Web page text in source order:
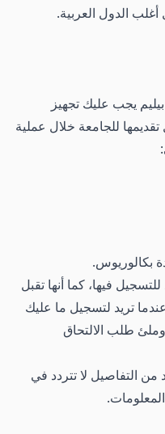
الدول العربية.
يجب عليك تجهيز
للجامعة خلال عملية
بكالوريوس.
فيها، كما أنها تقبل
تريد لتسجيل ما عليك
وملئ طلب الالتحاق
التفاصيل لا تتردد في